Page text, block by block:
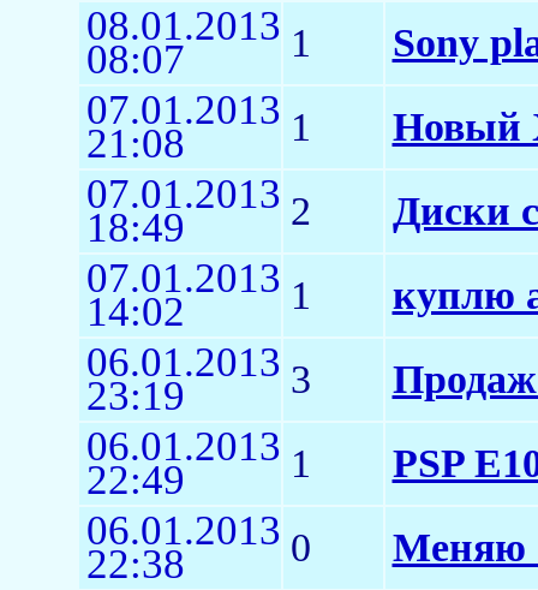
08.01.2013
08:07 1 Sony
07.01.2013
21:08 1 Новый
07.01.2013
18:49 2 Диски
07.01.2013
14:02 1 куплю
06.01.2013
23:19 3
06.01.2013
22:49 1 PSP
06.01.2013
22:38 0 Меняю